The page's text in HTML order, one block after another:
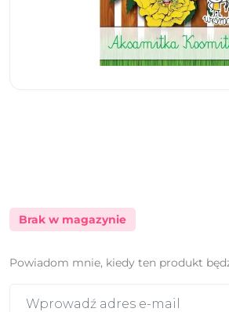
Brak w magazynie
Powiadom mnie, kiedy ten produkt